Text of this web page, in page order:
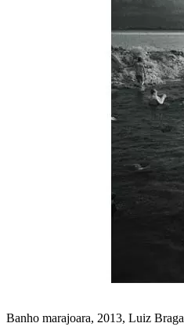
Banho marajoara, 2013, Luiz Braga